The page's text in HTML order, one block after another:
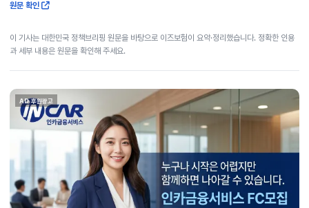
원문 확인
이 기사는 대한민국 정책브리핑 원문을 바탕으로 이즈보험이 요약·정리했습니다. 정확한 인용
과 세부 내용은 원문을 확인해 주세요.
AD 후원광고